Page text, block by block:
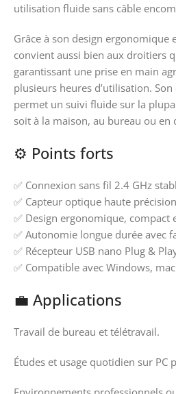
utilisation fluide sans câble
Grâce à son design ergonomique
convient aussi bien aux droitiers
garantissant une prise en main
plusieurs heures d’utilisation.
permet un suivi fluide sur la
soit à la maison, au bureau ou en
⚙️ Points forts
✅ Connexion sans fil 2.4 GHz
✅ Capteur optique haute
✅ Design ergonomique, compact
✅ Autonomie longue durée avec
✅ Récepteur USB nano Plug &
✅ Compatible avec Windows,
💼 Applications
Travail de bureau et télétravail.
Études et usage quotidien sur PC